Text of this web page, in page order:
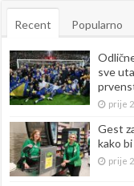
Recent Popularno
sve
prije
Gest
kako
prije